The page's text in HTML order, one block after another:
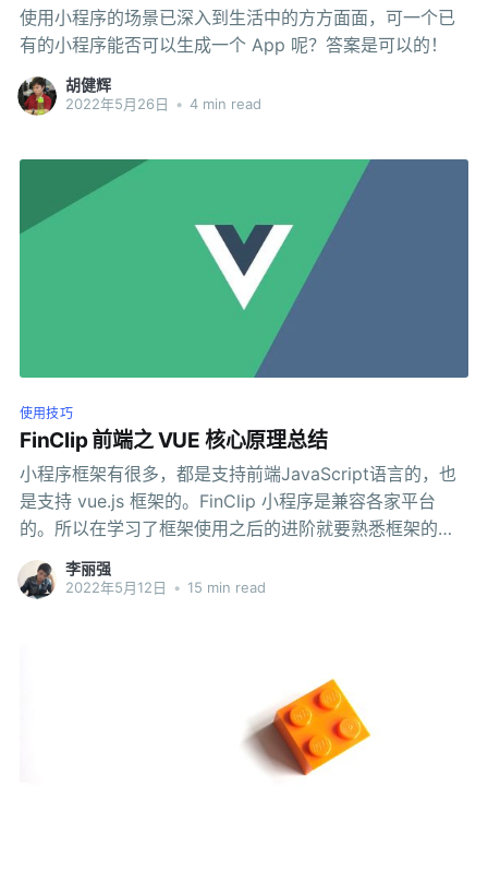
使用小程序的场景已深入到生活中的方方面面，可一个已
有的小程序能否可以生成一个 App 呢？答案是可以的！
胡健辉
2022年5月26日 • 4 min read
使用技巧
FinClip 前端之 VUE 核心原理总结
小程序框架有很多，都是支持前端JavaScript语言的，也
是支持 vue.js 框架的。FinClip 小程序是兼容各家平台
的。所以在学习了框架使用之后的进阶就要熟悉框架的底
层原理。
李丽强
2022年5月12日 • 15 min read